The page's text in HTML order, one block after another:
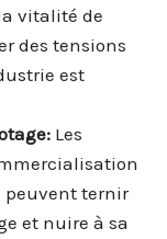
vitalité de
des tensions
est
Les
peuvent ternir
et nuire à sa